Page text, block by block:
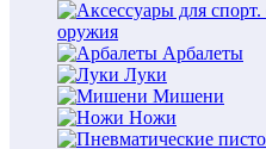
оружия
Арбалеты
Луки
Мишени
Ножи